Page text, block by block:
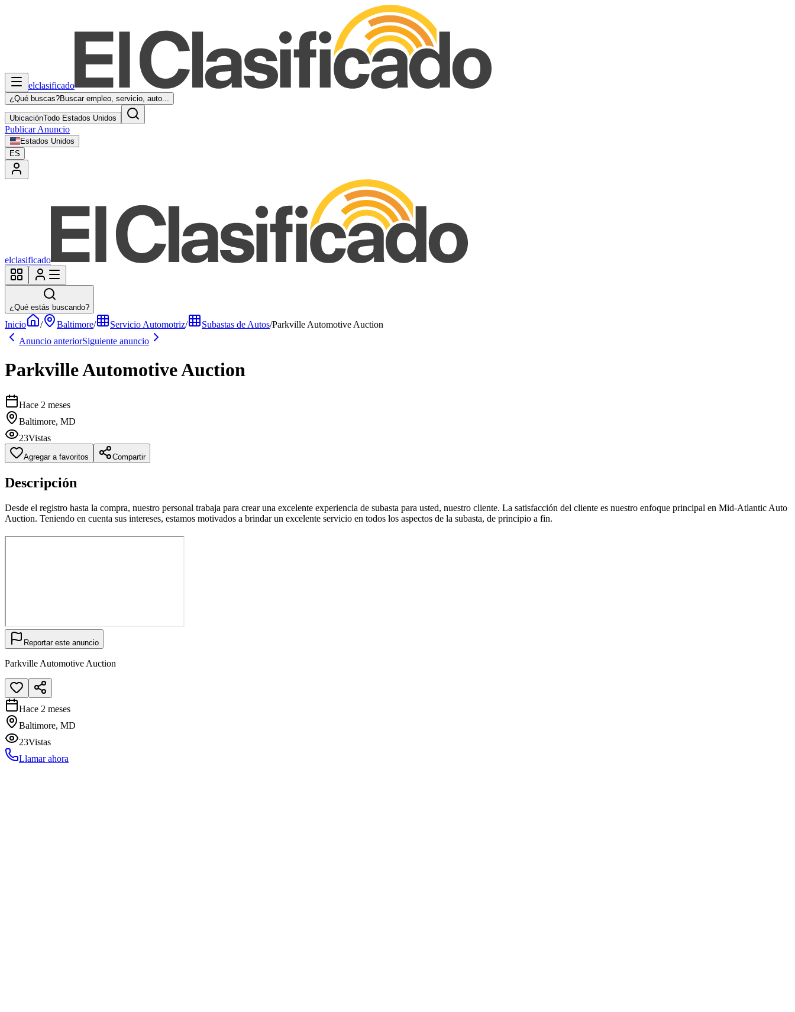
elclasificado
¿Qué buscas?Buscar empleo, servicio, auto...
UbicaciónTodo Estados Unidos
Publicar Anuncio
Estados Unidos
ES
elclasificado
¿Qué estás buscando?
Inicio / Baltimore/ Servicio Automotriz/ Subastas de Autos/Parkville Automotive Auction
Anuncio anteriorSiguiente anuncio
Parkville Automotive Auction
Hace 2 meses
Baltimore, MD
23Vistas
Agregar a favoritos Compartir
Descripción
Desde el registro hasta la compra, nuestro personal trabaja para crear una excelente experiencia de subasta para usted, nuestro cliente. La satisfacción del cliente es nuestro enfoque principal en Mid-Atlantic Auto
Auction. Teniendo en cuenta sus intereses, estamos motivados a brindar un excelente servicio en todos los aspectos de la subasta, de principio a fin.
Reportar este anuncio
Parkville Automotive Auction
Hace 2 meses
Baltimore, MD
23Vistas
Llamar ahora